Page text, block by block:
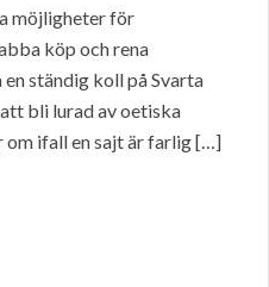
möjligheter för
köp och rena
ständig koll på Svarta
bli lurad av oetiska
om ifall en sajt är farlig […]